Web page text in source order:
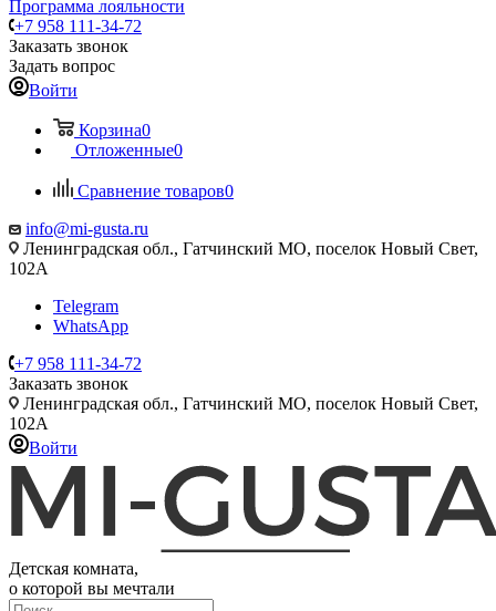
Программа лояльности
+7 958 111-34-72
Заказать звонок
Задать вопрос
Войти
Корзина0
Отложенные0
Сравнение товаров0
info@mi-gusta.ru
Ленинградская обл., Гатчинский МО, поселок Новый Свет,
102А
Telegram
WhatsApp
+7 958 111-34-72
Заказать звонок
Ленинградская обл., Гатчинский МО, поселок Новый Свет,
102А
Войти
Детская комната,
о которой вы мечтали